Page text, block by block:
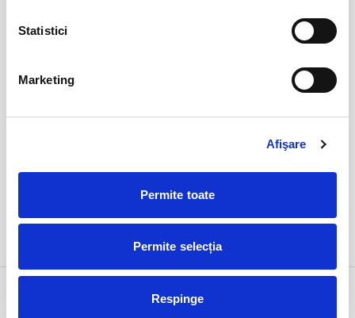
Statistici
Marketing
Afişare
Permite toate
Permite selecția
Respinge
duminică
Bucuresti, FF Theatre - Centru Vechi